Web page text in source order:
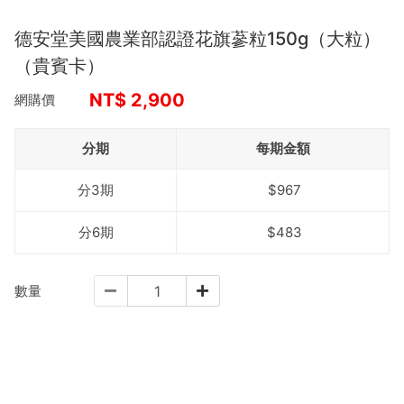
德安堂美國農業部認證花旗蔘粒150g（大粒）
（貴賓卡）
網購價 NT$ 2,900
分期 每期金額
分3期 $967
分6期 $483
數量